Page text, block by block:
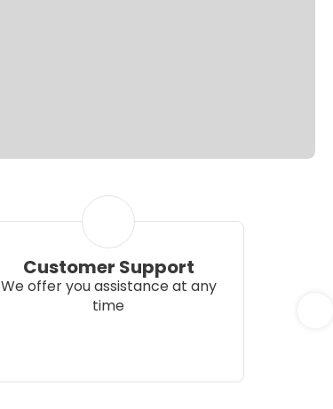
Customer Support
We offer you assistance at any
time